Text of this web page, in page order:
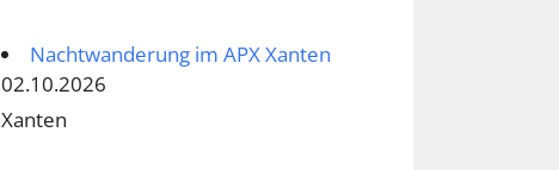
Nachtwanderung im APX Xanten
02.10.2026
Xanten